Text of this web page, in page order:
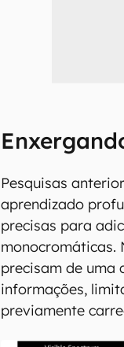
Pesquisas
aprendizado
precisas para
monocromáticas.
precisam de uma
informações,
previamente